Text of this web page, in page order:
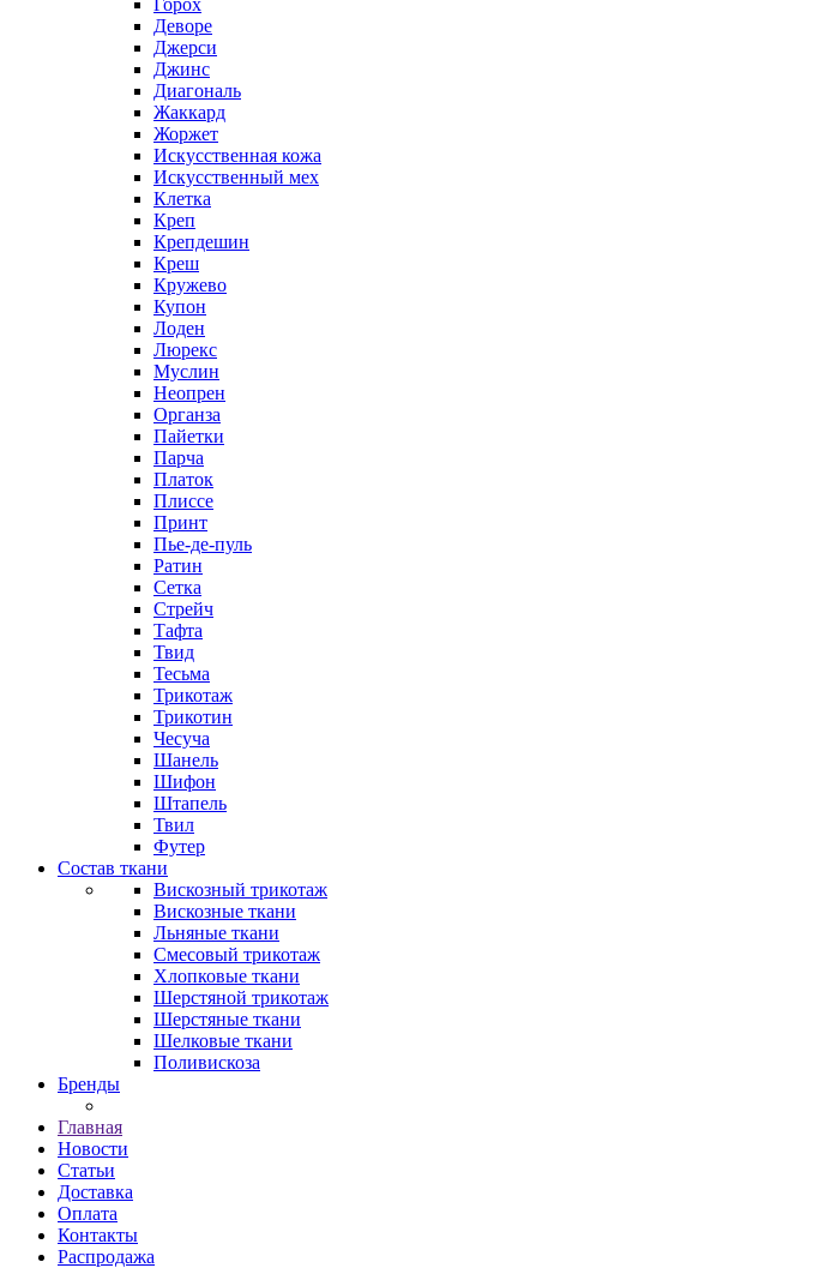
Горох
Деворе
Джерси
Джинс
Диагональ
Жаккард
Жоржет
Искусственная кожа
Искусственный мех
Клетка
Креп
Крепдешин
Креш
Кружево
Купон
Лоден
Люрекс
Муслин
Неопрен
Органза
Пайетки
Парча
Платок
Плиссе
Принт
Пье-де-пуль
Ратин
Сетка
Стрейч
Тафта
Твид
Тесьма
Трикотаж
Трикотин
Чесуча
Шанель
Шифон
Штапель
Твил
Футер
Состав ткани
Вискозный трикотаж
Вискозные ткани
Льняные ткани
Смесовый трикотаж
Хлопковые ткани
Шерстяной трикотаж
Шерстяные ткани
Шелковые ткани
Поливискоза
Бренды
Главная
Новости
Статьи
Доставка
Оплата
Контакты
Распродажа